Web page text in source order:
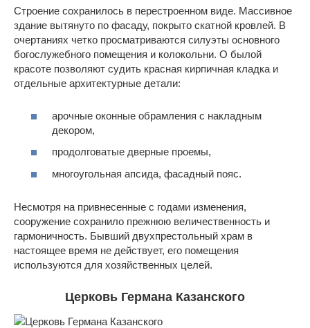
Строение сохранилось в перестроенном виде. Массивное
здание вытянуто по фасаду, покрыто скатной кровлей. В
очертаниях четко просматриваются силуэты основного
богослужебного помещения и колокольни. О былой
красоте позволяют судить красная кирпичная кладка и
отдельные архитектурные детали:
арочные оконные обрамления с накладным
декором,
продолговатые дверные проемы,
многоугольная апсида, фасадный пояс.
Несмотря на привнесенные с годами изменения,
сооружение сохранило прежнюю величественность и
гармоничность. Бывший двухпрестольный храм в
настоящее время не действует, его помещения
используются для хозяйственных целей.
Церковь Германа Казанского